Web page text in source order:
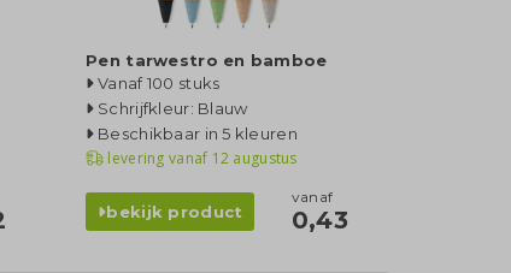
Pen tarwestro en bamboe
Vanaf 100 stuks
Schrijfkleur: Blauw
Beschikbaar in 5 kleuren
levering vanaf 12 augustus
bekijk product
vanaf
0,43